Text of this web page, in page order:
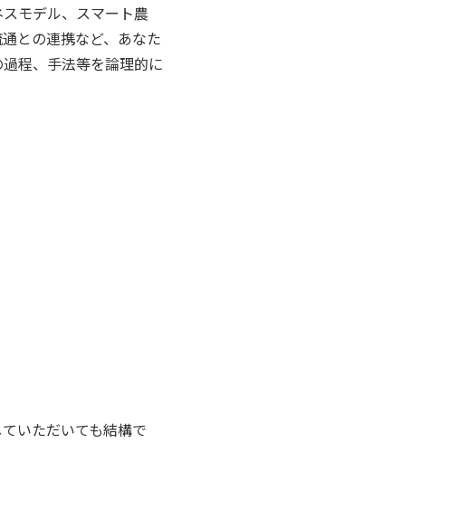
モデル、スマート農
との連携など、あなた
程、手法等を論理的に
いただいても結構で